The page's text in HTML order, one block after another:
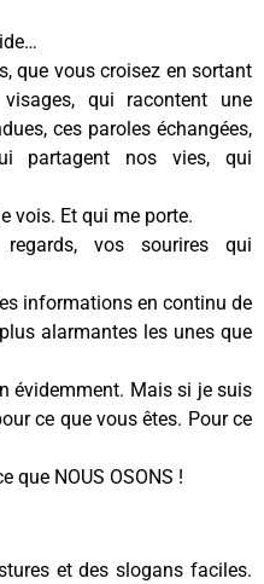
que vous croisez en sortant
qui racontent une
ces paroles échangées,
partagent nos vies, qui
vois. Et qui me porte.
vos sourires qui
informations en continu de
alarmantes les unes que
évidemment. Mais si je suis
ce que vous êtes. Pour ce
que NOUS OSONS !
et des slogans faciles.